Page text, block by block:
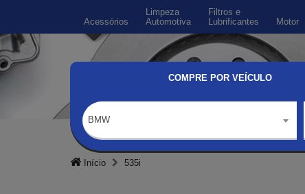
Acessórios
Limpeza
Automotiva
Filtros e
Lubrificantes
Motor
COMPRE POR VEÍCULO
BMW
Início 535i